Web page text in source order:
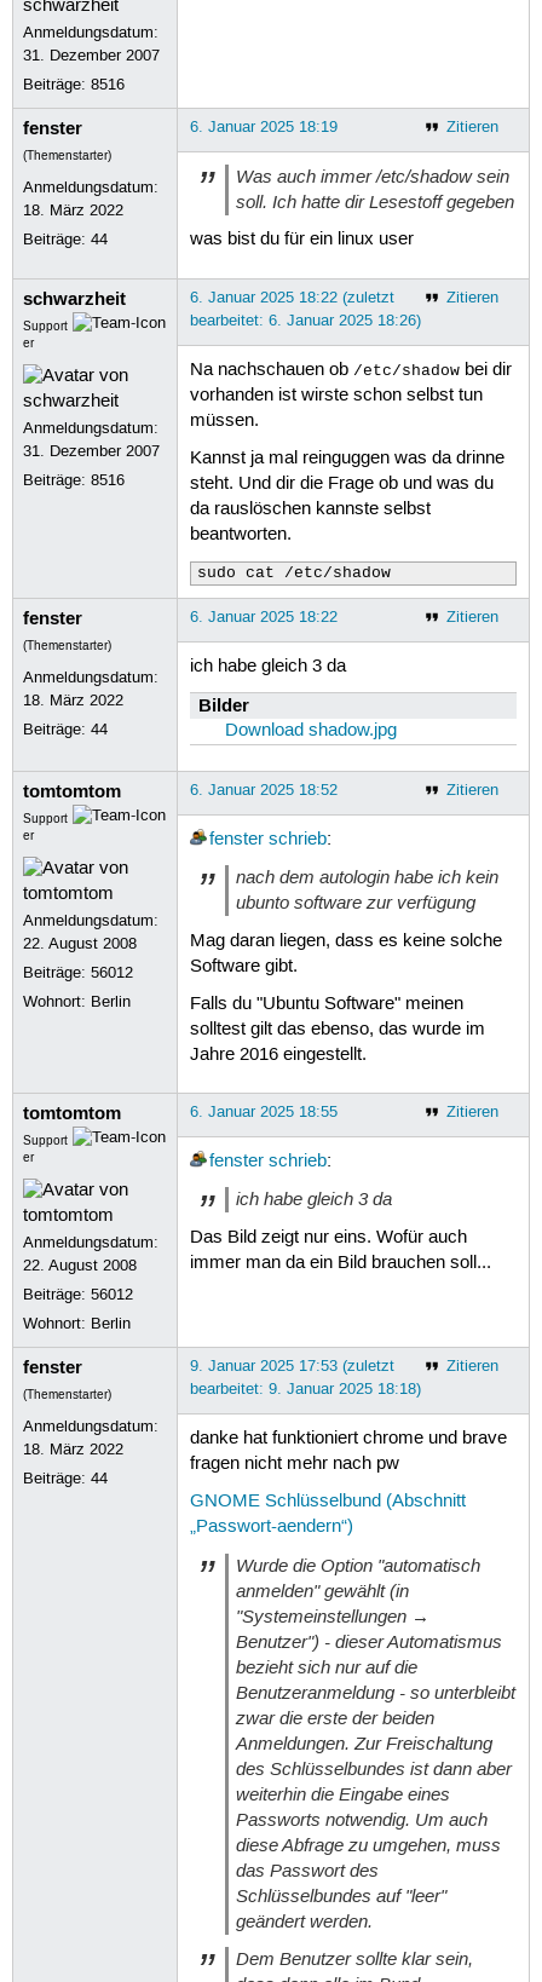
Anmeldungsdatum:
31. Dezember 2007
Beiträge:8516
fenster
(Themenstarter)
Anmeldungsdatum:
18. März 2022
Beiträge:44
Zitieren
6. Januar 2025 18:19
Was auch immer /etc/shadow sein
soll. Ich hatte dir Lesestoff gegeben
was bist du für ein linux user
schwarzheit
Support
er
Anmeldungsdatum:
31. Dezember 2007
Beiträge:8516
Zitieren
6. Januar 2025 18:22 (zuletzt
bearbeitet: 6. Januar 2025 18:26)
Na nachschauen ob /etc/shadowbei dir
vorhanden ist wirste schon selbst tun
müssen.
Kannst ja mal reinguggen was da drinne
steht. Und dir die Frage ob und was du
da rauslöschen kannste selbst
beantworten.
sudo cat /etc/shadow
fenster
(Themenstarter)
Anmeldungsdatum:
18. März 2022
Beiträge:44
Zitieren
6. Januar 2025 18:22
ich habe gleich 3 da
Bilder
Download shadow.jpg
tomtomtom
Support
er
Anmeldungsdatum:
22. August 2008
Beiträge:56012
Wohnort: Berlin
Zitieren
6. Januar 2025 18:52
fenster schrieb:
nach dem autologin habe ich kein
ubunto software zur verfügung
Mag daran liegen, dass es keine solche
Software gibt.
Falls du "Ubuntu Software" meinen
solltest gilt das ebenso, das wurde im
Jahre 2016 eingestellt.
tomtomtom
Support
er
Anmeldungsdatum:
22. August 2008
Beiträge:56012
Wohnort: Berlin
Zitieren
6. Januar 2025 18:55
fenster schrieb:
ich habe gleich 3 da
Das Bild zeigt nur eins. Wofür auch
immer man da ein Bild brauchen soll...
fenster
(Themenstarter)
Anmeldungsdatum:
18. März 2022
Beiträge:44
Zitieren
9. Januar 2025 17:53 (zuletzt
bearbeitet: 9. Januar 2025 18:18)
danke hat funktioniert chrome und brave
fragen nicht mehr nach pw
GNOME Schlüsselbund (Abschnitt
„Passwort-aendern“)
Wurde die Option "automatisch
anmelden" gewählt (in
"Systemeinstellungen →
Benutzer") - dieser Automatismus
bezieht sich nur auf die
Benutzeranmeldung - so unterbleibt
zwar die erste der beiden
Anmeldungen. Zur Freischaltung
des Schlüsselbundes ist dann aber
weiterhin die Eingabe eines
Passworts notwendig. Um auch
diese Abfrage zu umgehen, muss
das Passwort des
Schlüsselbundes auf "leer"
geändert werden.
Dem Benutzer sollte klar sein,